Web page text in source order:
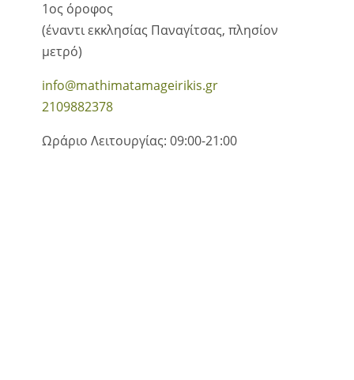
1ος όροφος
(έναντι εκκλησίας Παναγίτσας, πλησίον
μετρό)
info@mathimatamageirikis.gr
2109882378
Ωράριο Λειτουργίας: 09:00-21:00